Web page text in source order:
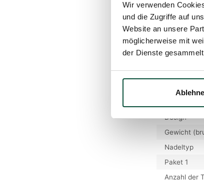
Wir verwenden
und die Zugriffe auf
Website an unsere
möglicherweise mit
der Dienste
Anzahl der
Anzahl der
Design
Gewicht
Nadeltyp
Paket 1
Anzahl der